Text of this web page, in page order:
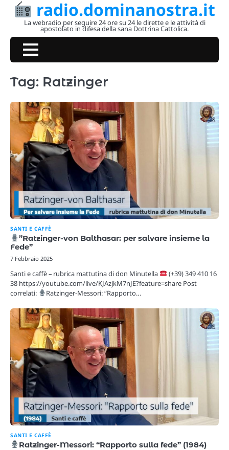
Skip
radio.dominanostra.it
La webradio per seguire 24 ore su 24 le dirette e le attività di
apostolato in difesa della sana Dottrina Cattolica.
Tag: Ratzinger
SANTI E CAFFÈ
”Ratzinger-von Balthasar: per salvare insieme la
Fede”
7 Febbraio 2025
Santi e caffè – rubrica mattutina di don Minutella
(+39) 349 410 16
38 https://youtube.com/live/KJAzjkM7nJE?feature=share Post
correlati:
Ratzinger-Messori: “Rapporto…
SANTI E CAFFÈ
Ratzinger-Messori: “Rapporto sulla fede” (1984)